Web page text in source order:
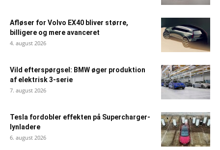
Afløser for Volvo EX40 bliver større,
billigere og mere avanceret
4. august 2026
Vild efterspørgsel: BMW øger produktion
af elektrisk 3-serie
7. august 2026
Tesla fordobler effekten på Supercharger-
lynladere
6. august 2026